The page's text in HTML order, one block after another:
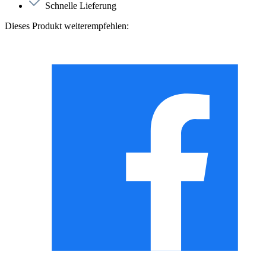
Schnelle Lieferung
Dieses Produkt weiterempfehlen: